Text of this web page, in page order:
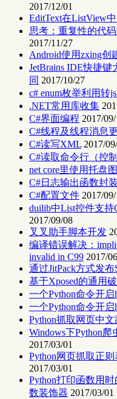
2017/12/01
EditText在ListView
思考：重复性的代
2017/11/27
Android使用zxing创
JetBrains IDE快捷
同 2017/10/27
c# enum枚举利用转
.NET常用库收集
C#界面编程 2017/09/
C#线程及线程消息
C#读写XML 2017/
C#读取命令行（控
net core里使用托盘
C#日志输出函数封
C#配置文件 2017/09/
duilib中List控件支
2017/09/08
叉叉助手脚本开发
编译错误解决：
invalid in C99 2017/
通过JitPack方式发布
基于Xposed的通用
一个Python命令开启
一个Python命令开启
Python抓取网页中
Windows下Python爬
2017/03/01
Python网页抓取正
2017/03/01
Python打印函数用
数装饰器 2017/03/01